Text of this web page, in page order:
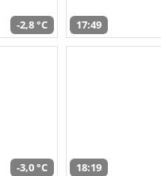
-2,8 °C 17:49
-3,0 °C 18:19